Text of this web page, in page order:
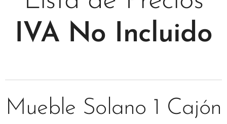
IVA No Incluido
Mueble Solano 1 Cajón